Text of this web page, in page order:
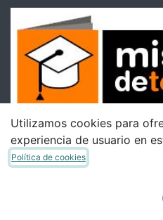
Utilizamos cookies para
experiencia de usuario en
Política de cookies